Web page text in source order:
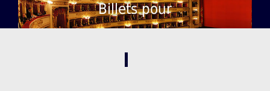
Billets pour
,